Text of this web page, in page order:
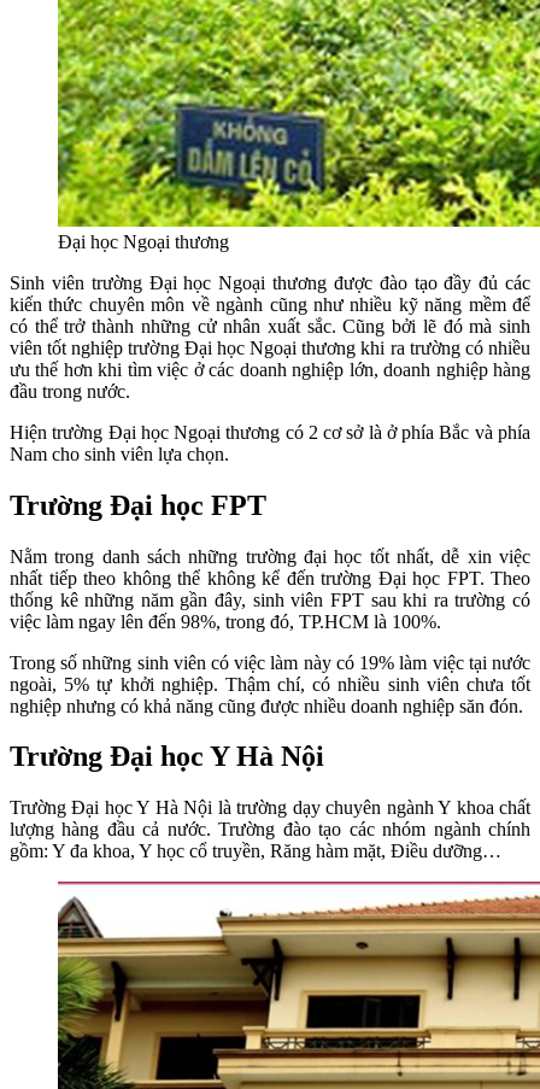
Đại học Ngoại thương
Sinh viên trường Đại học Ngoại thương được đào tạo đầy đủ các
kiến thức chuyên môn về ngành cũng như nhiều kỹ năng mềm để
có thể trở thành những cử nhân xuất sắc. Cũng bởi lẽ đó mà sinh
viên tốt nghiệp trường Đại học Ngoại thương khi ra trường có nhiều
ưu thế hơn khi tìm việc ở các doanh nghiệp lớn, doanh nghiệp hàng
đầu trong nước.
Hiện trường Đại học Ngoại thương có 2 cơ sở là ở phía Bắc và phía
Nam cho sinh viên lựa chọn.
Trường Đại học FPT
Nằm trong danh sách những trường đại học tốt nhất, dễ xin việc
nhất tiếp theo không thể không kể đến trường Đại học FPT. Theo
thống kê những năm gần đây, sinh viên FPT sau khi ra trường có
việc làm ngay lên đến 98%, trong đó, TP.HCM là 100%.
Trong số những sinh viên có việc làm này có 19% làm việc tại nước
ngoài, 5% tự khởi nghiệp. Thậm chí, có nhiều sinh viên chưa tốt
nghiệp nhưng có khả năng cũng được nhiều doanh nghiệp săn đón.
Trường Đại học Y Hà Nội
Trường Đại học Y Hà Nội là trường dạy chuyên ngành Y khoa chất
lượng hàng đầu cả nước. Trường đào tạo các nhóm ngành chính
gồm: Y đa khoa, Y học cổ truyền, Răng hàm mặt, Điều dưỡng…